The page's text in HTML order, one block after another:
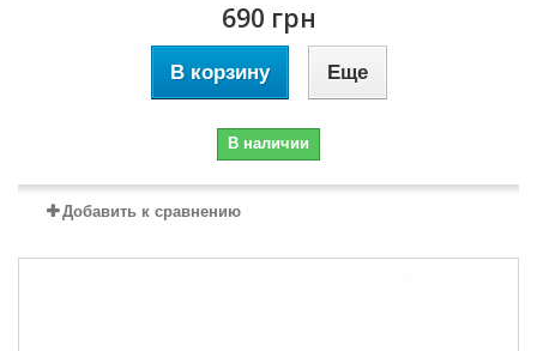
690 грн
В корзину Еще
В наличии
Добавить к сравнению